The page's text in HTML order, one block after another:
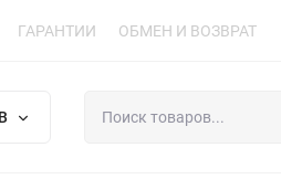
ГАРАНТИИ ОБМЕН И ВОЗВРАТ